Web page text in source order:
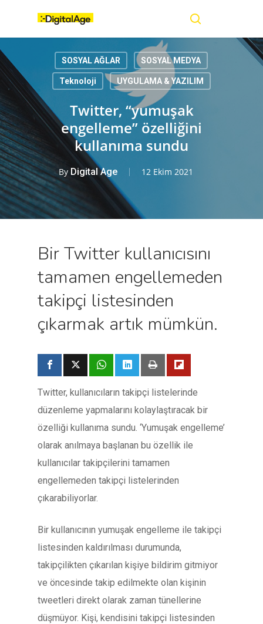
content
SOSYAL AĞLAR SOSYAL MEDYA
Teknoloji UYGULAMA & YAZILIM
Twitter, “yumuşak
engelleme” özelliğini
kullanıma sundu
By Digital Age 12 Ekim 2021
Bir Twitter kullanıcısını
tamamen engellemeden
takipçi listesinden
çıkarmak artık mümkün.
Twitter, kullanıcıların takipçi listelerinde
düzenleme yapmalarını kolaylaştıracak bir
özelliği kullanıma sundu. ‘Yumuşak engelleme’
olarak anılmaya başlanan bu özellik ile
kullanıcılar takipçilerini tamamen
engellemeden takipçi listelerinden
çıkarabiliyorlar.
Bir kullanıcının yumuşak engelleme ile takipçi
listesinden kaldırılması durumunda,
takipçilikten çıkarılan kişiye bildirim gitmiyor
ve öncesinde takip edilmekte olan kişinin
tweetleri direkt olarak zaman tünellerine
düşmüyor. Kişi, kendisini takipçi listesinden